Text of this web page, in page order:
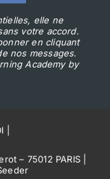
elle ne
votre accord.
en cliquant
nos messages.
Academy by
– 75012 PARIS |